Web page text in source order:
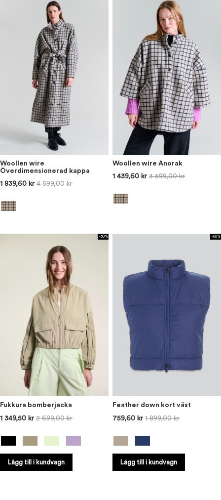
Woollen wire
Överdimensionerad kappa
1 839,60 kr 4 599,00 kr
Woollen wire Anorak
1 439,60 kr 3 599,00 kr
-50%
Fukkura bomberjacka
1 349,50 kr 2 699,00 kr
Lägg till i kundvagn
-60%
Feather down kort väst
759,60 kr 1 899,00 kr
Lägg till i kundvagn